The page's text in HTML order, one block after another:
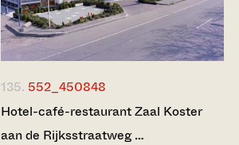
135. 552_450848
Hotel-café-restaurant Zaal Koster
aan de Rijksstraatweg …